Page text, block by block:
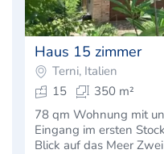
Haus 15 zimmer
Terni, Italien
15
350 m²
78 qm Wohnung mit
Eingang im ersten
Blick auf das Meer